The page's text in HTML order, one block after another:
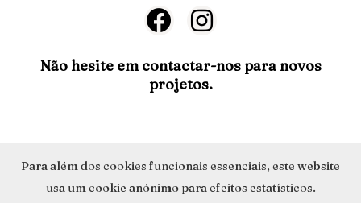
F
a
c
e
o
o
k
I
n
s
t
g
r
a
Não hesite em contactar-nos para novos
projetos.
Política de Privacidade
Para além dos cookies funcionais essenciais, este website
usa um cookie anónimo para efeitos estatísticos.